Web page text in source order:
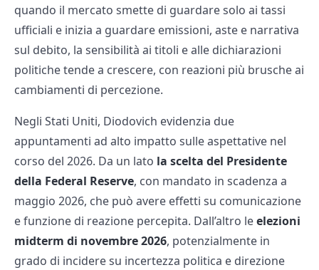
quando il mercato smette di guardare solo ai tassi
ufficiali e inizia a guardare emissioni, aste e narrativa
sul debito, la sensibilità ai titoli e alle dichiarazioni
politiche tende a crescere, con reazioni più brusche ai
cambiamenti di percezione.
Negli Stati Uniti, Diodovich evidenzia due
appuntamenti ad alto impatto sulle aspettative nel
corso del 2026. Da un lato la scelta del Presidente
della Federal Reserve, con mandato in scadenza a
maggio 2026, che può avere effetti su comunicazione
e funzione di reazione percepita. Dall’altro leelezioni
midterm di novembre 2026, potenzialmente in
grado di incidere su incertezza politica e direzione